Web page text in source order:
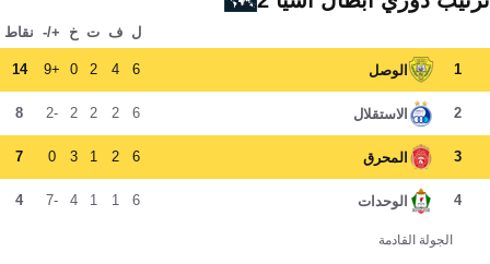
ل ف ت خ +/- نقاط
1 الوصل 6
4
2
0
+9
14
2 الاستقلال 6
2
2
2
-2
8
3 المحرق 6
2
1
3
0
7
4 الوحدات 6
1
1
4
-7
4
الجولة القادمة